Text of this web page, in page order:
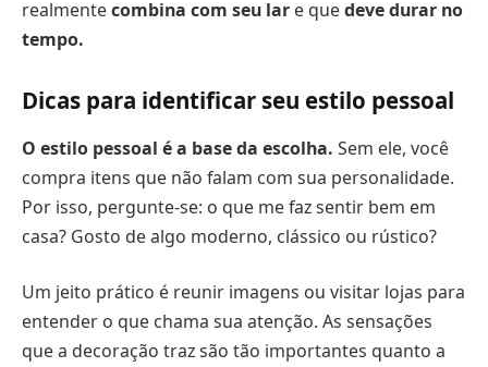
realmentecombina com seu lar e quedeve durar no
tempo.
Dicas para identificar seu estilo pessoal
O estilo pessoal é a base da escolha. Sem ele, você
compra itens que não falam com sua personalidade.
Por isso, pergunte-se: o que me faz sentir bem em
casa? Gosto de algo moderno, clássico ou rústico?
Um jeito prático é reunir imagens ou visitar lojas para
entender o que chama sua atenção. As sensações
que a decoração traz são tão importantes quanto a